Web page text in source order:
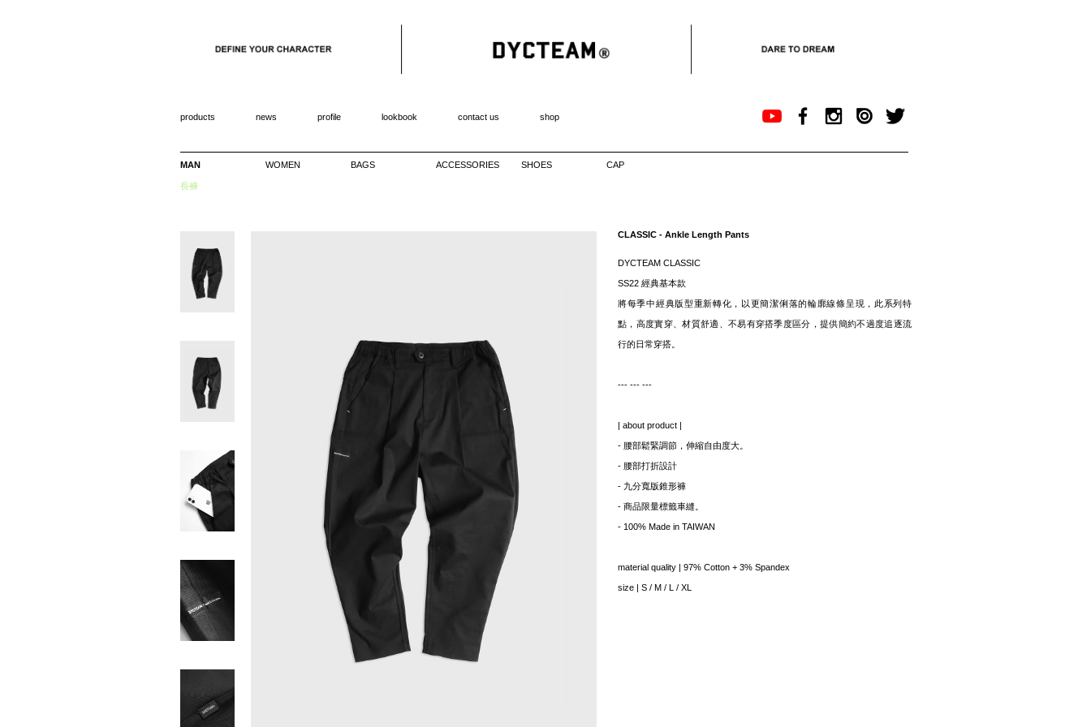
products news profile lookbook contact us shop
MAN WOMEN BAGS ACCESSORIES SHOES CAP
長褲
CLASSIC - Ankle Length Pants
DYCTEAM CLASSIC
SS22 經典基本款
將每季中經典版型重新轉化，以更簡潔俐落的輪廓線條呈現，此系列特
點，高度實穿、材質舒適、不易有穿搭季度區分，提供簡約不過度追逐流
行的日常穿搭。
--- --- ---
| about product |
- 腰部鬆緊調節，伸縮自由度大。
- 腰部打折設計
- 九分寬版錐形褲
- 商品限量標籤車縫。
- 100% Made in TAIWAN
material quality | 97% Cotton + 3% Spandex
size | S / M / L / XL